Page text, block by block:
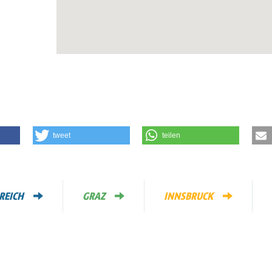
tweet teilen
GRAZ INNSBRUCK